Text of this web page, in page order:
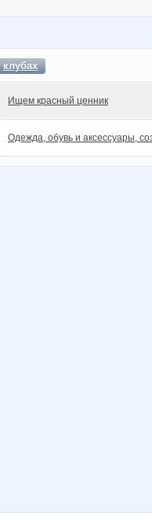
клубах
Ищем красный ценник
Одежда, обувь и аксессуары,